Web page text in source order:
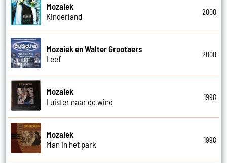
Mozaiek
Kinderland
2000
Mozaiek en Walter Grootaers
Leef
2000
Mozaiek
Luister naar de wind
1998
Mozaiek
Man in het park
1998